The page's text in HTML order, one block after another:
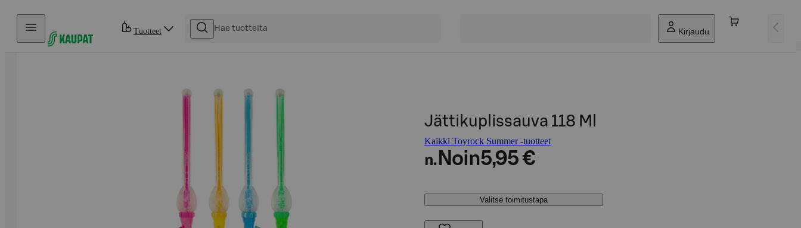
Hyppää sisältöön
Tuotteet Kirjaudu
Jättikuplissauva 118 Ml
Kaikki Toyrock Summer -tuotteet
n. Noin5,95 €
Valitse toimitustapa